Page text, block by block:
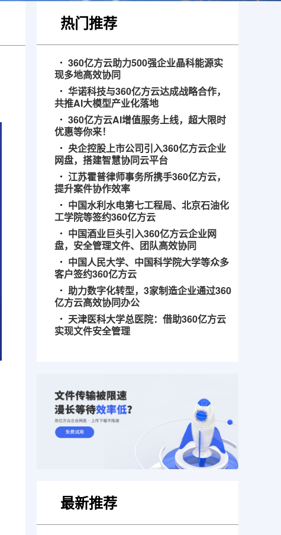
热门推荐
360亿方云助力500强企业晶科能源实
现多地高效协同
华诺科技与360亿方云达成战略合作，
共推AI大模型产业化落地
360亿方云AI增值服务上线，超大限时
优惠等你来！
央企控股上市公司引入360亿方云企业
网盘，搭建智慧协同云平台
江苏霍普律师事务所携手360亿方云，
提升案件协作效率
中国水利水电第七工程局、北京石油化
工学院等签约360亿方云
中国酒业巨头引入360亿方云企业网
盘，安全管理文件、团队高效协同
中国人民大学、中国科学院大学等众多
客户签约360亿方云
助力数字化转型，3家制造企业通过360
亿方云高效协同办公
天津医科大学总医院：借助360亿方云
实现文件安全管理
最新推荐